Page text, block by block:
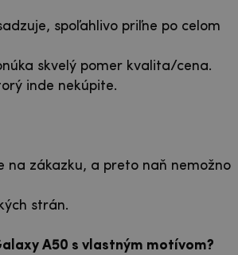
spoľahlivo priľne po celom
skvelý pomer kvalita/cena.
inde nekúpite.
na zákazku, a preto naň nemožno
strán.
A50 s vlastným motívom?